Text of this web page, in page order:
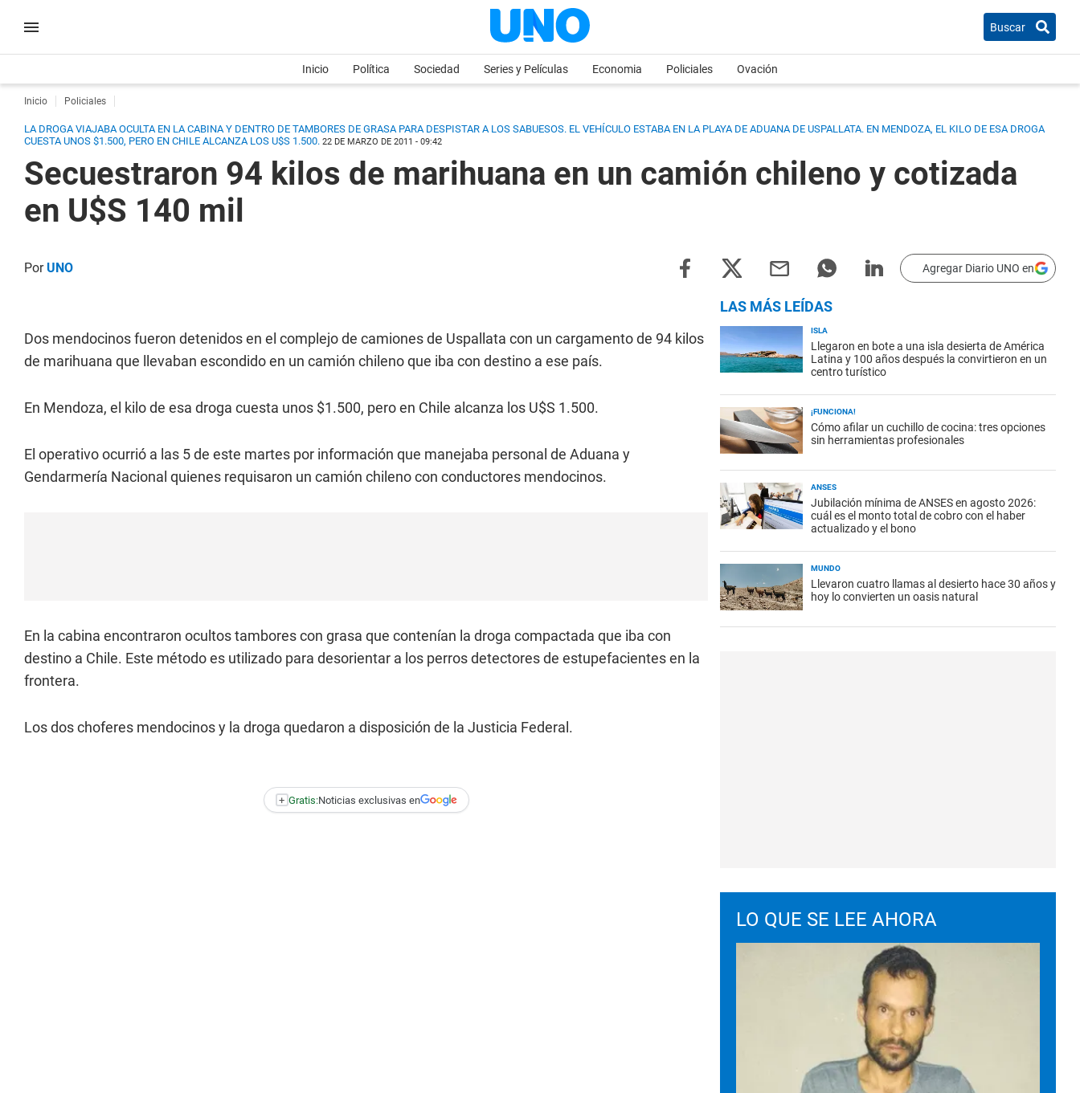
Buscar
Inicio Política Sociedad Series y Películas Economia Policiales Ovación
Inicio Policiales
LA DROGA VIAJABA OCULTA EN LA CABINA Y DENTRO DE TAMBORES DE GRASA PARA DESPISTAR A LOS SABUESOS. EL VEHÍCULO ESTABA EN LA PLAYA DE ADUANA DE USPALLATA. EN MENDOZA, EL KILO DE ESA DROGA
CUESTA UNOS $1.500, PERO EN CHILE ALCANZA LOS U$S 1.500. 22 DE MARZO DE 2011 - 09:42
Secuestraron 94 kilos de marihuana en un camión chileno y cotizada
en U$S 140 mil
PorUNO Agregar Diario UNO en
Dos mendocinos fueron detenidos en el complejo de camiones de Uspallata con un cargamento de 94 kilos
de marihuana que llevaban escondido en un camión chileno que iba con destino a ese país.
En Mendoza, el kilo de esa droga cuesta unos $1.500, pero en Chile alcanza los U$S 1.500.
El operativo ocurrió a las 5 de este martes por información que manejaba personal de Aduana y
Gendarmería Nacional quienes requisaron un camión chileno con conductores mendocinos.
En la cabina encontraron ocultos tambores con grasa que contenían la droga compactada que iba con
destino a Chile. Este método es utilizado para desorientar a los perros detectores de estupefacientes en la
frontera.
Los dos choferes mendocinos y la droga quedaron a disposición de la Justicia Federal.
+ Gratis:Noticias exclusivas en
LAS MÁS LEÍDAS
ISLA
Llegaron en bote a una isla desierta de América
Latina y 100 años después la convirtieron en un
centro turístico
¡FUNCIONA!
Cómo afilar un cuchillo de cocina: tres opciones
sin herramientas profesionales
ANSES
Jubilación mínima de ANSES en agosto 2026:
cuál es el monto total de cobro con el haber
actualizado y el bono
MUNDO
Llevaron cuatro llamas al desierto hace 30 años y
hoy lo convierten un oasis natural
LO QUE SE LEE AHORA